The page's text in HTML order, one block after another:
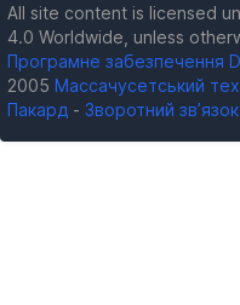
All site content is licensed
4.0 Worldwide, unless
Програмне забезпечення
2005 Массачусетський
Пакард - Зворотний зв’язок